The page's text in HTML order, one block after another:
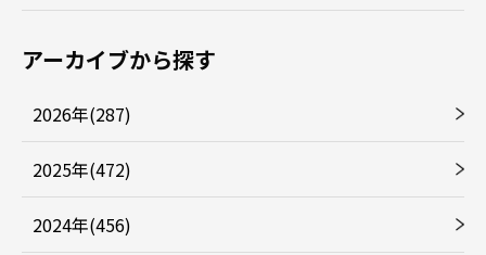
アーカイブから探す
2026年(287)
2025年(472)
2024年(456)